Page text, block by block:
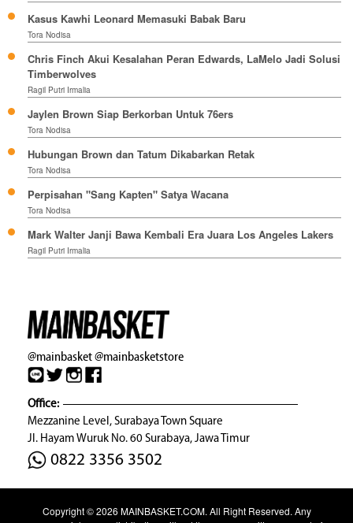
Kasus Kawhi Leonard Memasuki Babak Baru
Tora Nodisa
Chris Finch Akui Kesalahan Peran Edwards, LaMelo Jadi Solusi
Timberwolves
Ragil Putri Irmalia
Jaylen Brown Siap Berkorban Untuk 76ers
Tora Nodisa
Hubungan Brown dan Tatum Dikabarkan Retak
Tora Nodisa
Perpisahan "Sang Kapten" Satya Wacana
Tora Nodisa
Mark Walter Janji Bawa Kembali Era Juara Los Angeles Lakers
Ragil Putri Irmalia
@mainbasket@mainbasketstore
Office:
Mezzanine Level, Surabaya Town Square
Jl. Hayam Wuruk No. 60 Surabaya, Jawa Timur
0822 3356 3502
Copyright © 2026 MAINBASKET.COM. All Right Reserved. Any